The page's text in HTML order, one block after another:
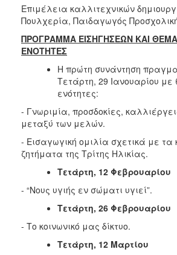
Κέντρο
Κοινότητας
Κοινωνικό
Φαρμακείο
Κοινωνικό
Παντοπωλείο
Ισότητα
των
Φύλων
Υγεία
Αυτόματοι
Απινιδωτές
Επιμέλεια καλλιτεχνικών
Πουλχερία, Παιδαγωγός
ΠΡΟΓΡΑΜΜΑ ΕΙΣΗΓΗΣΕΩΝ ΚΑΙ
ΕΝΟΤΗΤΕΣ
Η πρώτη συνάντηση
Τετάρτη, 29 Ιανουαρίου με
ενότητες:
- Γνωριμία, προσδοκίες,
μεταξύ των μελών.
- Εισαγωγική ομιλία σχετικά με τα
ζητήματα της Τρίτης Ηλικίας.
Τετάρτη, 12 Φεβρουαρίου
- “Νους υγιής εν σώματι υγιεί”.
Τετάρτη, 26 Φεβρουαρίου
- Το κοινωνικό μας δίκτυο.
Τετάρτη, 12 Μαρτίου